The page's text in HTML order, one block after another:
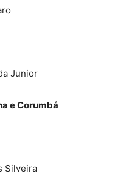
Junior
e Corumbá
Silveira